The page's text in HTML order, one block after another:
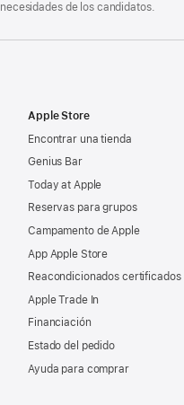
de los candidatos.
Apple Store
Encontrar una tienda
Genius Bar
Today at Apple
Reservas para grupos
Campamento de Apple
App Apple Store
Reacondicionados certificados
Apple Trade In
Financiación
Estado del pedido
Ayuda para comprar